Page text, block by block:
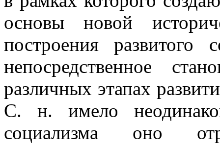
основы новой
построения развитого
непосредственное
различных этапах
С. н. имело
социализма оно